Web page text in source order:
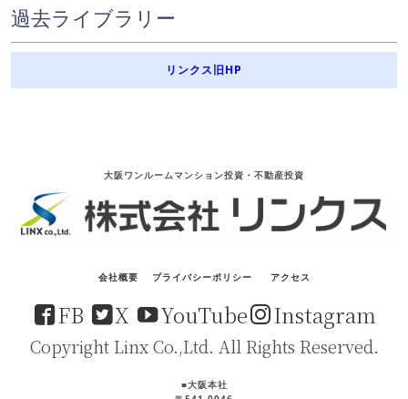
過去ライブラリー
リンクス旧HP
大阪ワンルームマンション投資・不動産投資
会社概要 プライバシーポリシー アクセス
FB X YouTube Instagram
Copyright Linx Co.,Ltd. All Rights Reserved.
■大阪本社